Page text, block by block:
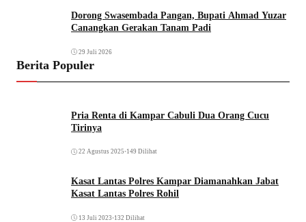
Dorong Swasembada Pangan, Bupati Ahmad Yuzar
Canangkan Gerakan Tanam Padi
29 Juli 2026
Berita Populer
Pria Renta di Kampar Cabuli Dua Orang Cucu
Tirinya
22 Agustus 2025 •149 Dilihat
Kasat Lantas Polres Kampar Diamanahkan Jabat
Kasat Lantas Polres Rohil
13 Juli 2023 •132 Dilihat